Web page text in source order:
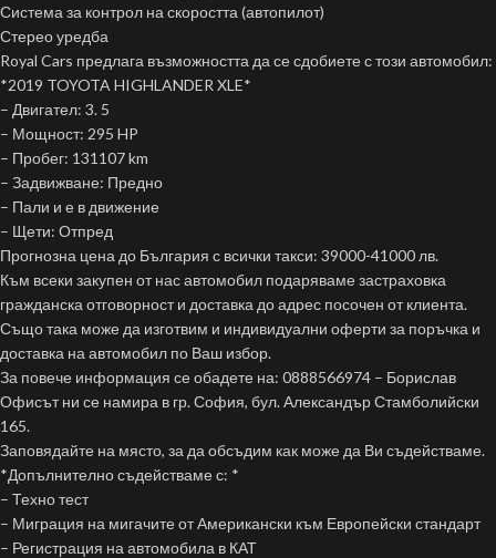
Система за контрол на скоростта (автопилот)
Стерео уредба
Royal Cars предлага възможността да се сдобиете с този автомобил:
*2019 TOYOTA HIGHLANDER XLE*
– Двигател: 3. 5
– Мощност: 295 HP
– Пробег: 131107 km
– Задвижване: Предно
– Пали и е в движение
– Щети: Отпред
Прогнозна цена до България с всички такси: 39000-41000 лв.
Към всеки закупен от нас автомобил подаряваме застраховка
гражданска отговорност и доставка до адрес посочен от клиента.
Също така може да изготвим и индивидуални оферти за поръчка и
доставка на автомобил по Ваш избор.
За повече информация се обадете на: 0888566974 – Борислав
Офисът ни се намира в гр. София, бул. Александър Стамболийски
165.
Заповядайте на място, за да обсъдим как може да Ви съдействаме.
*Допълнително съдействаме с: *
– Техно тест
– Миграция на мигачите от Американски към Европейски стандарт
– Регистрация на автомобила в КАТ